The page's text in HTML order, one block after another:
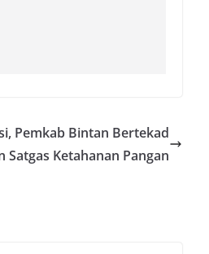
Pemkab Bintan Bertekad
Satgas Ketahanan Pangan